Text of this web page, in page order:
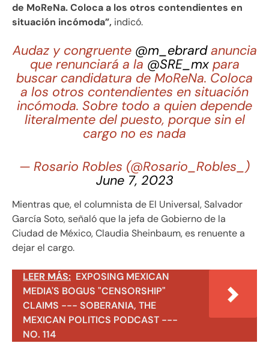
de MoReNa. Coloca a los otros contendientes en
situación incómoda”, indicó.
Audaz y congruente @m_ebrardanuncia
que renunciará a la @SRE_mxpara
buscar candidatura de MoReNa. Coloca
a los otros contendientes en situación
incómoda. Sobre todo a quien depende
literalmente del puesto, porque sin el
cargo no es nada
— Rosario Robles (@Rosario_Robles_)
June 7, 2023
Mientras que, el columnista de El Universal, Salvador
García Soto, señaló que la jefa de Gobierno de la
Ciudad de México, Claudia Sheinbaum, es renuente a
dejar el cargo.
LEER MÁS: EXPOSING MEXICAN
MEDIA'S BOGUS "CENSORSHIP"
CLAIMS --- SOBERANIA, THE
MEXICAN POLITICS PODCAST ---
NO. 114